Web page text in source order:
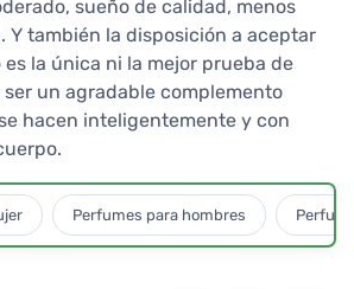
sueño de calidad, menos
Y también la disposición a aceptar
es la única ni la mejor prueba de
un agradable complemento
hacen inteligentemente y con
Perfumes para hombres